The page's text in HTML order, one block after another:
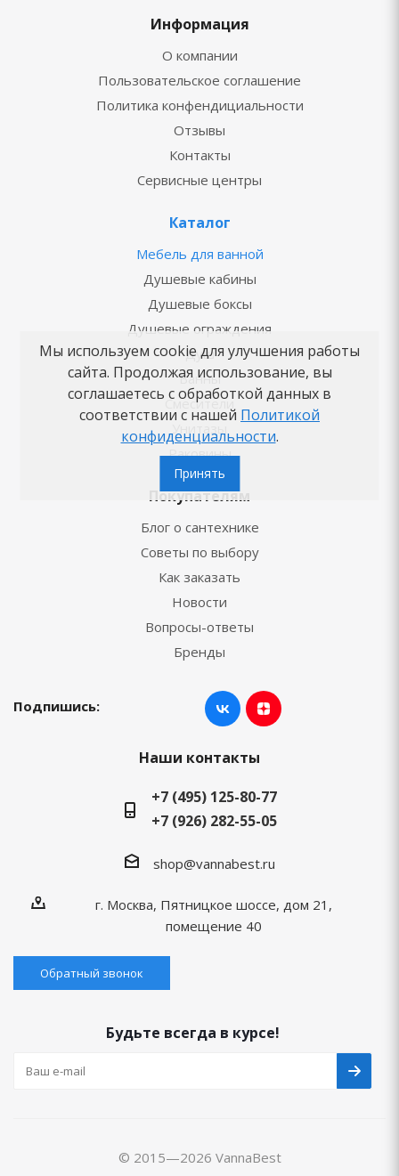
Информация
О компании
Пользовательское соглашение
Политика конфендициальности
Отзывы
Контакты
Сервисные центры
Каталог
Мебель для ванной
Душевые кабины
Душевые боксы
Душевые ограждения
Душ
Ванны
Смесители
Раковины
Покупателям
Блог о сантехнике
Советы по выбору
Как заказать
Новости
Вопросы-ответы
Бренды
Подпишись:
Наши контакты
+7 (495) 125-80-77
+7 (926) 282-55-05
shop@vannabest.ru
г. Москва, Пятницкое шоссе, дом 21,
помещение 40
Обратный звонок
Будьте всегда в курсе!
© 2015—2026 VannaBest
Мы используем cookie для улучшения работы
сайта. Продолжая использование, вы
соглашаетесь с обработкой данных в
соответствии с нашей Политикой
конфиденциальности.
Принять